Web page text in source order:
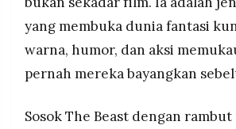
yang membuka dunia fantasi
warna, humor, dan aksi
pernah mereka bayangkan
Sosok The Beast dengan